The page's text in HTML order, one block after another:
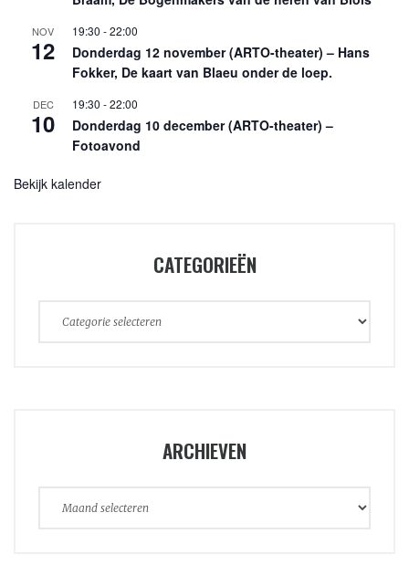
NOV
12
19:30 -22:00
Donderdag 12 november (ARTO-theater) – Hans
Fokker, De kaart van Blaeu onder de loep.
DEC
10
19:30 -22:00
Donderdag 10 december (ARTO-theater) –
Fotoavond
Bekijk kalender
CATEGORIEËN
Categorieën
ARCHIEVEN
Archieven